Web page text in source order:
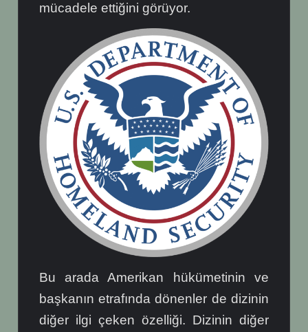
mücadele ettiğini görüyor.
Bu arada Amerikan hükümetinin ve
başkanın etrafında dönenler de dizinin
diğer ilgi çeken özelliği. Dizinin diğer